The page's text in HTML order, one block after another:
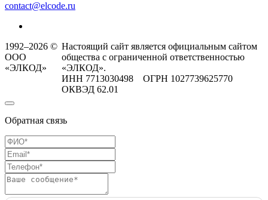
contact@elcode.ru
1992–2026 ©
ООО
«ЭЛКОД»
Настоящий сайт является официальным сайтом
общества с ограниченной ответственностью
«ЭЛКОД».
ИНН 7713030498 ОГРН 1027739625770
ОКВЭД 62.01
Обратная связь